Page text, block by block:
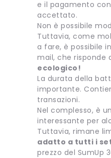
e il pagamento
accettato.
Non è possibile
Tuttavia, come
a fare, è possibile
mail, che risponde
ecologico!
La durata della
importante.
transazioni.
Nel complesso, è
interessante per
Tuttavia, rimane
adatto a tutti i
prezzo del SumUp